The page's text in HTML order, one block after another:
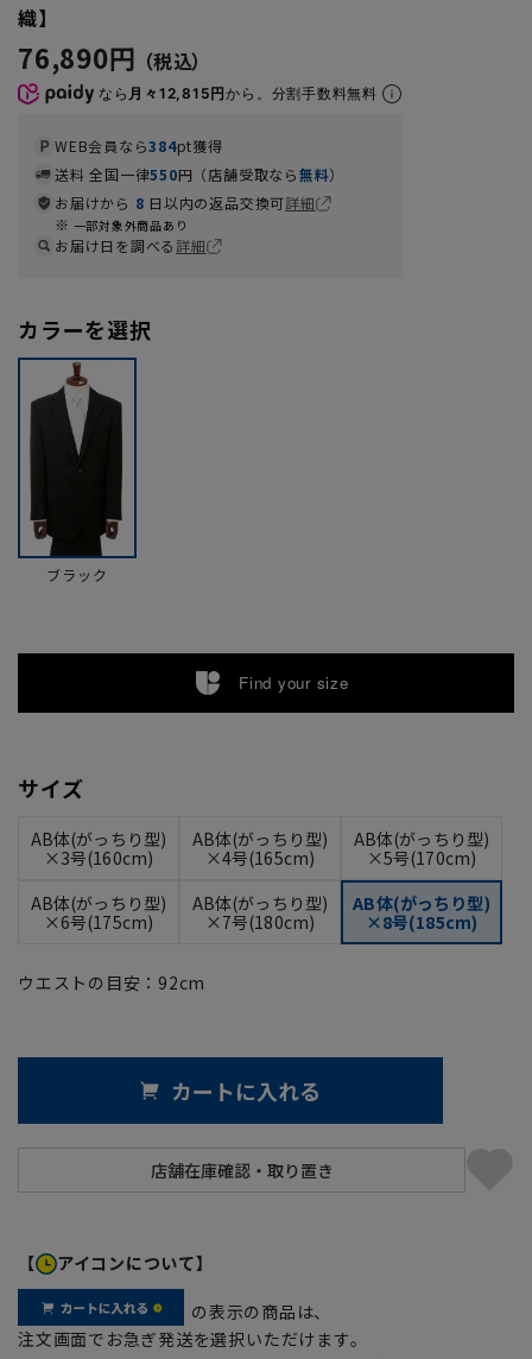
織】
76,890円
なら 月々12,815円から。分割手数料無料
WEB会員なら384pt獲得
送料 全国一律550円（店舗受取なら無料）
お届けから 8 日以内の返品交換可詳細
一部対象外商品あり
お届け日を調べる詳細
カラーを選択
ブラック
Find your size
サイズ
AB体(がっちり型)
×3号(160cm)
AB体(がっちり型)
×4号(165cm)
AB体(がっちり型)
×5号(170cm)
AB体(がっちり型)
×6号(175cm)
AB体(がっちり型)
×7号(180cm)
AB体(がっちり型)
×8号(185cm)
ウエストの目安： 92cm
カートに入れる
【 アイコンについて】
の表示の商品は、
注文画面でお急ぎ発送を選択いただけます。